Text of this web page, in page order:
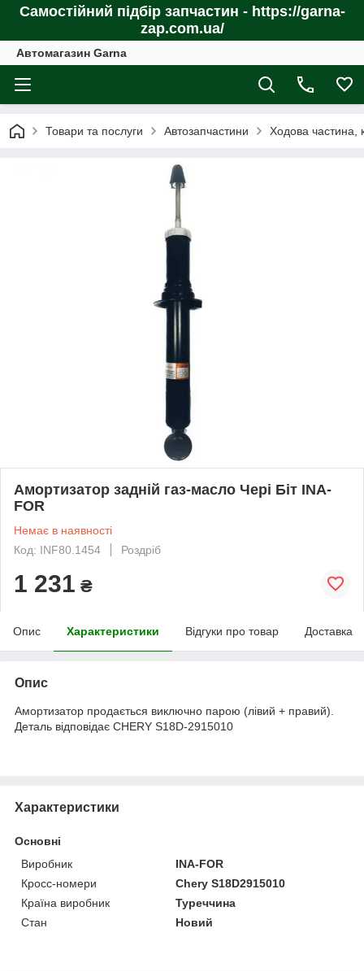
Самостійний підбір запчастин - https://garna-
zap.com.ua/
Автомагазин Garna
Товари та послуги Автозапчастини Ходова частина,
Амортизатор задній газ-масло Чері Біт INA-
FOR
Немає в наявності
Код: INF80.1454
Роздріб
1 231 ₴
Опис Характеристики Відгуки про товар Доставка
Опис
Амортизатор продається виключно парою (лівий + правий).
Деталь відповідає CHERY S18D-2915010
Характеристики
Основні
Виробник
INA-FOR
Кросс-номери
Chery S18D2915010
Країна виробник
Туреччина
Стан
Новий